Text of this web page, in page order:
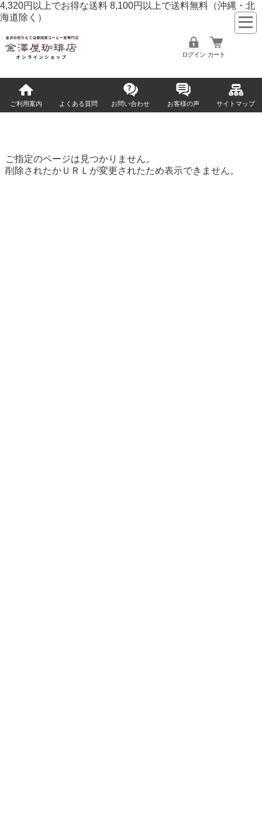
4,320円以上でお得な送料 8,100円以上で送料無料 （沖縄・北
海道除く）
ログイン カート
ご利用案内 よくある質問 お問い合わせ お客様の声 サイトマップ
ご指定のページは見つかりません。
削除されたかＵＲＬが変更されたため表示できません。